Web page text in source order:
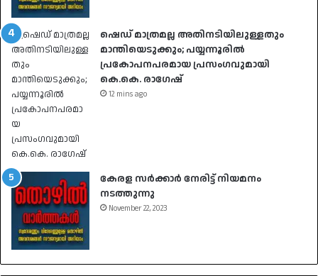
ഷെഡ് മാത്രമല്ല അതിനടിയിലുള്ളതും
മാന്തിയെടുക്കും; പയ്യന്നൂരിൽ
പ്രകോപനപരമായ പ്രസംഗവുമായി
കെ.കെ. രാഗേഷ്
12 mins ago
കേരള സർക്കാർ നേരിട്ട് നിയമനം
നടത്തുന്നു
November 22, 2023